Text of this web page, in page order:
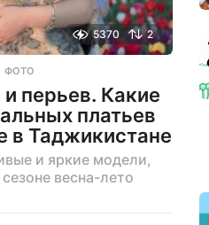
5370 2
,ФОТО
перьев. Какие
платьев
в Таджикистане
и яркие модели,
весна-лето